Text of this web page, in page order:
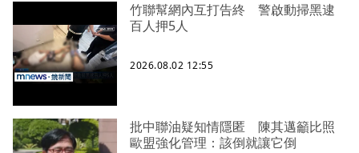
竹聯幫網內互打告終 警啟動掃黑逮
百人押5人
2026.08.02 12:55
批中聯油疑知情隱匿 陳其邁籲比照
歐盟強化管理：該倒就讓它倒